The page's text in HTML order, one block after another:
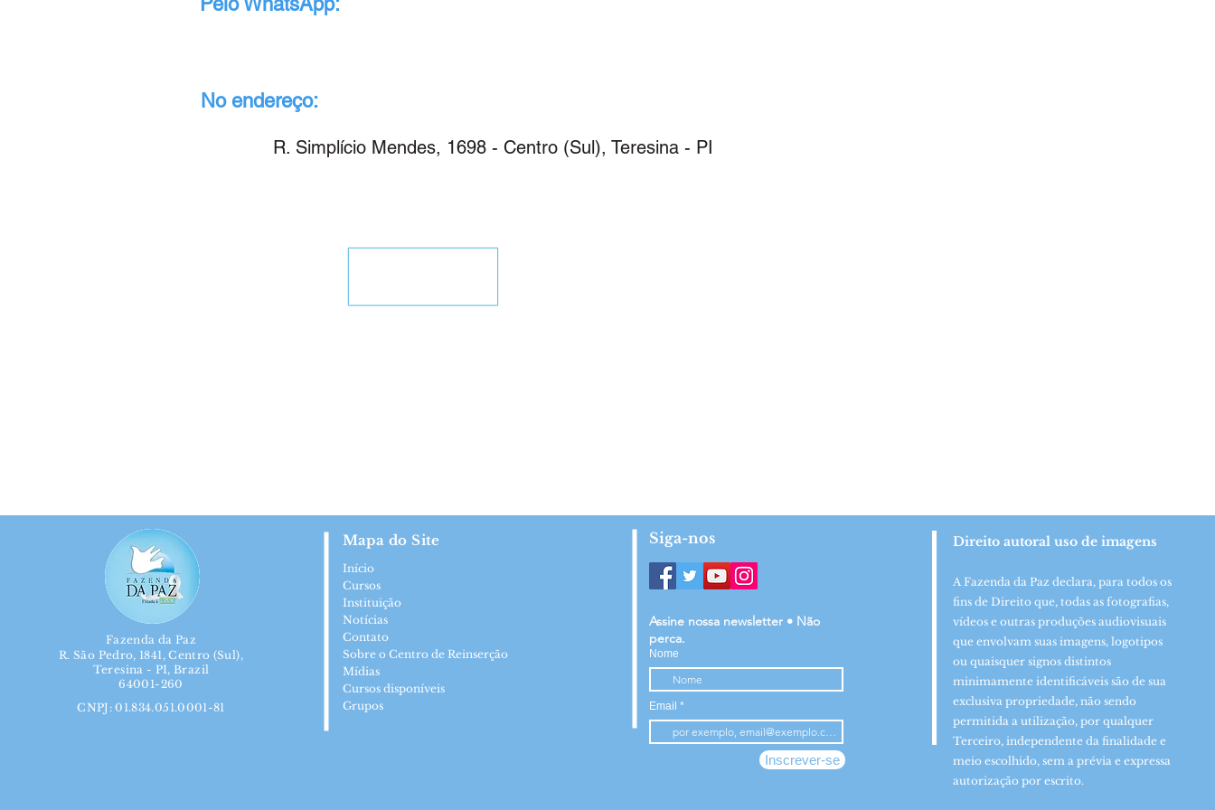
No endereço:
R. Simplício Mendes, 1698 - Centro (Sul), Teresina - PI
Fazenda da Paz
R. São Pedro, 1841, Centro (Sul),
Teresina - PI, Brazil
64001-260
CNPJ: 01.834.051.0001-81
Mapa do Site
Início
Cursos
Instituição
Notícias
Contato
Sobre o Centro de Reinserção
Mídias
Cursos disponíveis
Grupos
Siga-nos
Assine nossa newsletter • Não
perca.
Nome
Email
Inscrever-se
Direito autoral uso de imagens
A Fazenda da Paz declara, para todos os
fins de Direito que, todas as fotografias,
vídeos e outras produções audiovisuais
que envolvam suas imagens, logotipos
ou quaisquer signos distintos
minimamente identificáveis são de sua
exclusiva propriedade, não sendo
permitida a utilização, por qualquer
Terceiro, independente da finalidade e
meio escolhido, sem a prévia e expressa
autorização por escrito.